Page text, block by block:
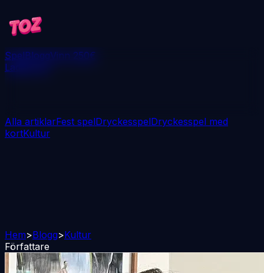
SpelBloggVinn 250€
Ladda ner
Alla artiklarFest spelDryckesspelDryckesspel med
kortKultur
Hem>Blogg>Kultur
Författare